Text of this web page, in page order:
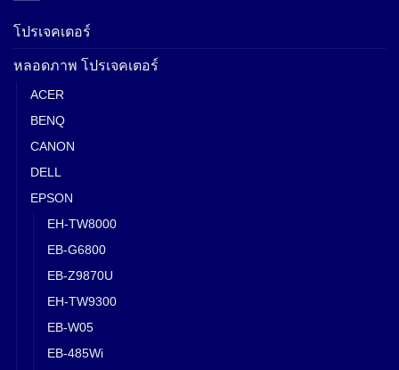
โปรเจคเตอร์
หลอดภาพ โปรเจคเตอร์
ACER
BENQ
CANON
DELL
EPSON
EH-TW8000
EB-G6800
EB-Z9870U
EH-TW9300
EB-W05
EB-485Wi